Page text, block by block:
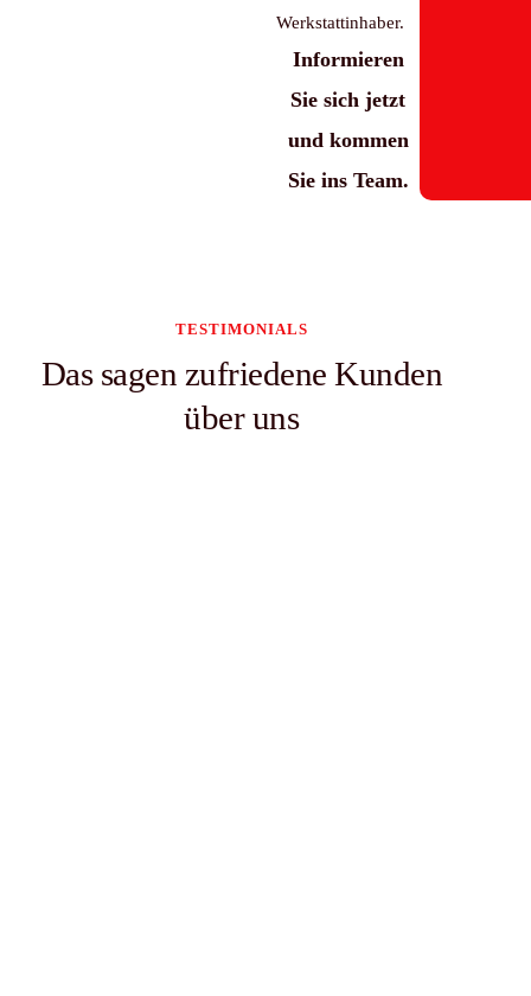
Werkstattinhaber.
Informieren
Sie sich jetzt
und kommen
Sie ins Team.
TESTIMONIALS
Das sagen zufriedene Kunden
über uns